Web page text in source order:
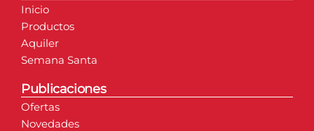
Inicio
Productos
Aquiler
Semana Santa
Publicaciones
Ofertas
Novedades